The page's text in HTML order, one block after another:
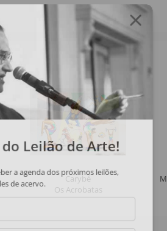
Carybé
Os Acrobatas
Leilão de Arte!
a agenda dos próximos leilões,
de acervo.